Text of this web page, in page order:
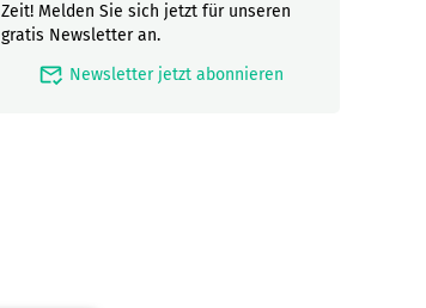
Zeit! Melden Sie sich jetzt für unseren
gratis Newsletter an.
mark_email_read Newsletter jetzt abonnieren